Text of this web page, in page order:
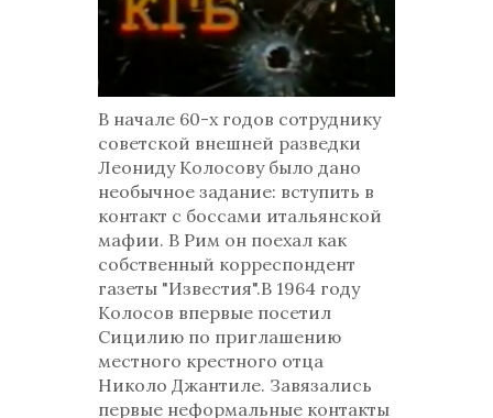
В начале 60-х годов сотруднику
советской внешней разведки
Леониду Колосову было дано
необычное задание: вступить в
контакт с боссами итальянской
мафии. В Рим он поехал как
собственный корреспондент
газеты "Известия".В 1964 году
Колосов впервые посетил
Сицилию по приглашению
местного крестного отца
Николо Джантиле. Завязались
первые неформальные контакты